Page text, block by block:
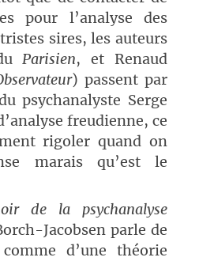
pour l’analyse des
sires, les auteurs
Parisien, et Renaud
) passent par
psychanalyste Serge
freudienne, ce
rigoler quand on
marais qu’est le
de la psychanalyse
Jacobsen parle de
d’une théorie